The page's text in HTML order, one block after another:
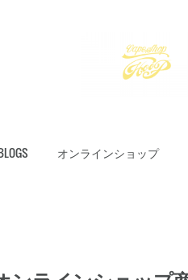
オンラインショップ